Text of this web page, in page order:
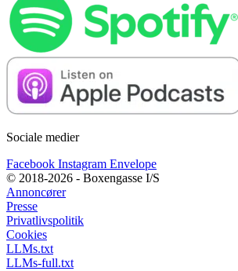
Sociale medier
Facebook Instagram Envelope
© 2018-2026 - Boxengasse I/S
Annoncører
Presse
Privatlivspolitik
Cookies
LLMs.txt
LLMs-full.txt